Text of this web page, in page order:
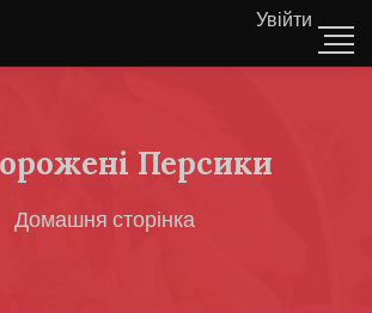
Увійти
Персики
Домашня сторінка